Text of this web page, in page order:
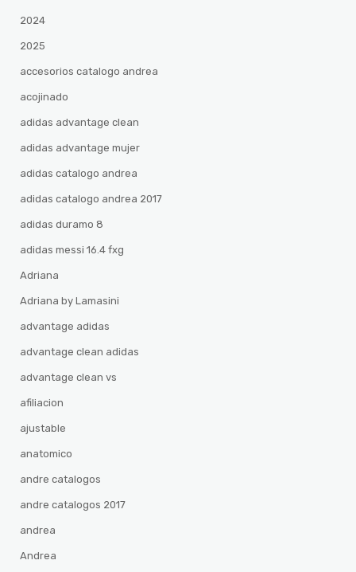
2024
2025
accesorios catalogo andrea
acojinado
adidas advantage clean
adidas advantage mujer
adidas catalogo andrea
adidas catalogo andrea 2017
adidas duramo 8
adidas messi 16.4 fxg
Adriana
Adriana by Lamasini
advantage adidas
advantage clean adidas
advantage clean vs
afiliacion
ajustable
anatomico
andre catalogos
andre catalogos 2017
andrea
Andrea